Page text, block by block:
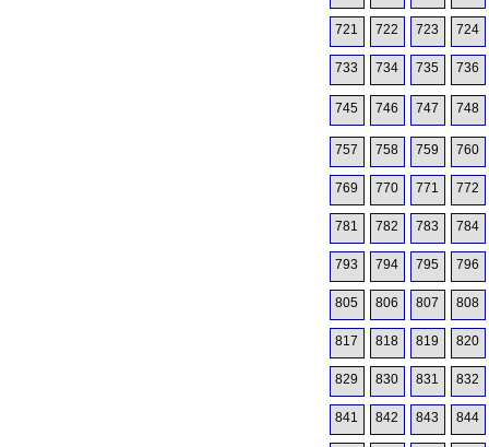
721 722 723 724
733 734 735 736
745 746 747 748
757 758 759 760
769 770 771 772
781 782 783 784
793 794 795 796
805 806 807 808
817 818 819 820
829 830 831 832
841 842 843 844